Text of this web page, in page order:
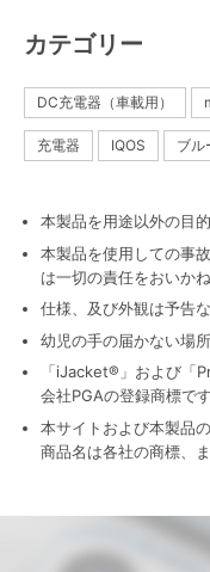
カテゴリー
DC充電器（車載用）
充電器 IQOS ブル
本製品を用途以外の目
本製品を使用しての事
は一切の責任をおいか
仕様、及び外観は予告
幼児の手の届かない場
「iJacket®」および「
会社PGAの登録商標です
本サイトおよび本製品
商品名は各社の商標、